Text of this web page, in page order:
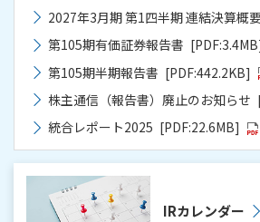
2027年3月期 第1四半期 連結決算概
第105期有価証券報告書
第105期半期報告書 [PDF:442.2KB]
株主通信（報告書）廃止のお知らせ
統合レポート2025 [PDF:22.6MB]
IRカレンダー